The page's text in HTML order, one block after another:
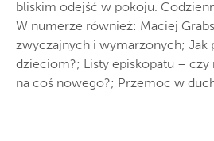
bliskim odejść w pokoju.
W numerze również: Maciej
zwyczajnych i wymarzonych; Jak
dzieciom?; Listy episkopatu – czy
na coś nowego?; Przemoc w